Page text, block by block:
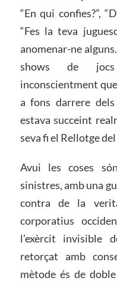
“En qui confies?”,
“Fes la teva
anomenar-ne
shows de jocs
inconscientment
a fons darrere
estava succeint
seva fi el Rellotge
Avui les coses
sinistres, amb una
contra de la
corporatius
l’exèrcit invisible
retorçat amb
mètode és de